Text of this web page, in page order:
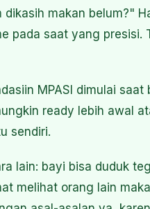
makan belum?"
pada saat yang presisi.
MPASI dimulai
ready lebih awal
sendiri.
lain: bayi bisa duduk
melihat orang lain